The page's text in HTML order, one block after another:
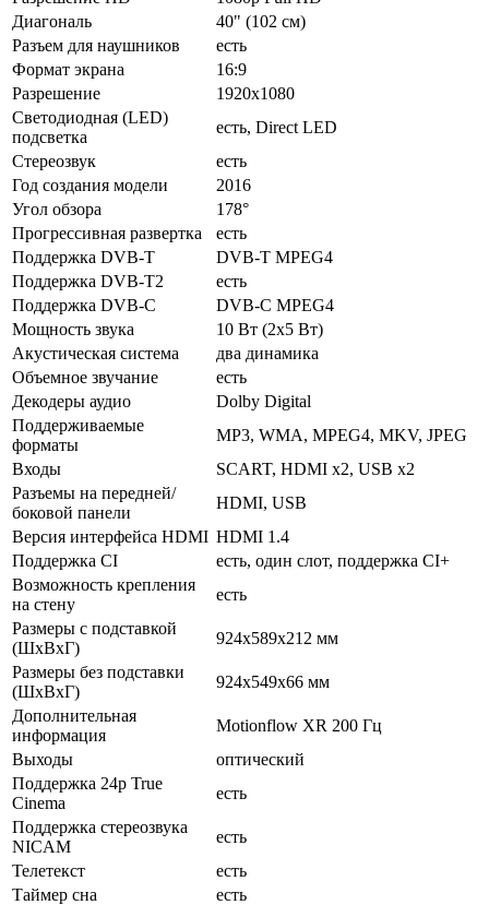
Диагональ
40" (102 см)
Разъем для наушников
есть
Формат экрана
16:9
Разрешение
1920x1080
Светодиодная (LED)
подсветка
есть, Direct LED
Стереозвук
есть
Год создания модели
2016
Угол обзора
178°
Прогрессивная развертка
есть
Поддержка DVB-T
DVB-T MPEG4
Поддержка DVB-T2
есть
Поддержка DVB-C
DVB-C MPEG4
Мощность звука
10 Вт (2x5 Вт)
Акустическая система
два динамика
Объемное звучание
есть
Декодеры аудио
Dolby Digital
Поддерживаемые
форматы
MP3, WMA, MPEG4, MKV, JPEG
Входы
SCART, HDMI x2, USB x2
Разъемы на передней/
боковой панели
HDMI, USB
Версия интерфейса HDMI HDMI 1.4
Поддержка CI
есть, один слот, поддержка CI+
Возможность крепления
на стену
есть
Размеры с подставкой
(ШxВxГ)
924x589x212 мм
Размеры без подставки
(ШxВxГ)
924x549x66 мм
Дополнительная
информация
Motionflow XR 200 Гц
Выходы
оптический
Поддержка 24p True
Cinema
есть
Поддержка стереозвука
NICAM
есть
Телетекст
есть
Таймер сна
есть